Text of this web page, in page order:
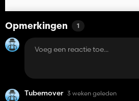
Opmerkingen 1
Tubemover 3 weken geleden